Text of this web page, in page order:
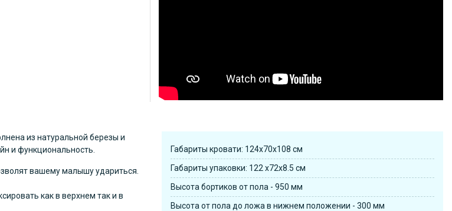
Габариты кровати: 124х70х108 см
Габариты упаковки: 122 х72х8.5 см
Высота бортиков от пола - 950 мм
Высота от пола до ложа в нижнем положении - 300 мм
из натуральной березы и
и функциональность.
вашему малышу удариться.
как в верхнем так и в